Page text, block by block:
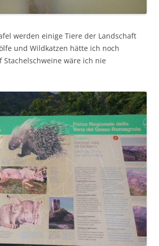
werden einige Tiere der Landschaft
und Wildkatzen hätte ich noch
Stachelschweine wäre ich nie